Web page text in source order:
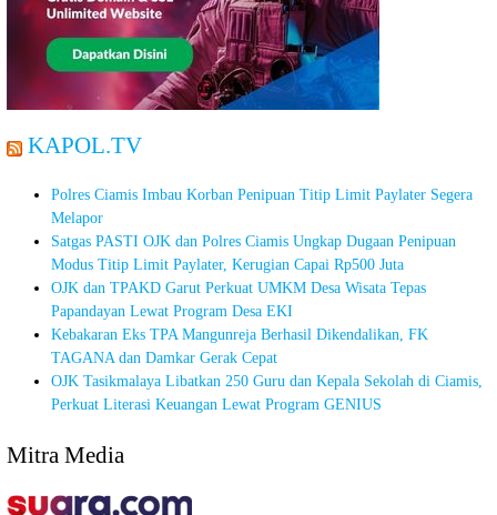
KAPOL.TV
Polres Ciamis Imbau Korban Penipuan Titip Limit Paylater Segera
Melapor
Satgas PASTI OJK dan Polres Ciamis Ungkap Dugaan Penipuan
Modus Titip Limit Paylater, Kerugian Capai Rp500 Juta
OJK dan TPAKD Garut Perkuat UMKM Desa Wisata Tepas
Papandayan Lewat Program Desa EKI
Kebakaran Eks TPA Mangunreja Berhasil Dikendalikan, FK
TAGANA dan Damkar Gerak Cepat
OJK Tasikmalaya Libatkan 250 Guru dan Kepala Sekolah di Ciamis,
Perkuat Literasi Keuangan Lewat Program GENIUS
Mitra Media